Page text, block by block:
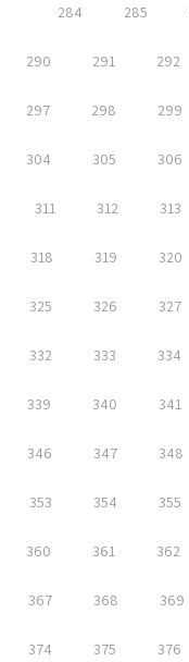
284 285
290 291 292
297 298 299
304 305 306
311 312 313
318 319 320
325 326 327
332 333 334
339 340 341
346 347 348
353 354 355
360 361 362
367 368 369
374 375 376